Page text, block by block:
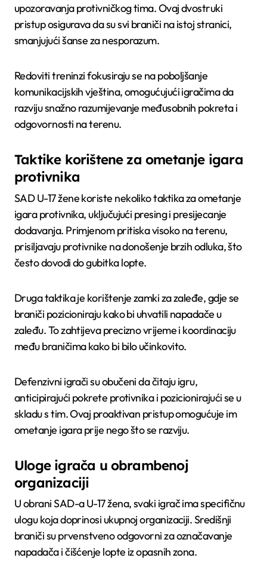
upozoravanja protivničkog tima. Ovaj dvostruki
pristup osigurava da su svi braniči na istoj stranici,
smanjujući šanse za nesporazum.
Redoviti treninzi fokusiraju se na poboljšanje
komunikacijskih vještina, omogućujući igračima da
razviju snažno razumijevanje međusobnih pokreta i
odgovornosti na terenu.
Taktike korištene za ometanje igara
protivnika
SAD U-17 žene koriste nekoliko taktika za ometanje
igara protivnika, uključujući presing i presijecanje
dodavanja. Primjenom pritiska visoko na terenu,
prisiljavaju protivnike na donošenje brzih odluka, što
često dovodi do gubitka lopte.
Druga taktika je korištenje zamki za zaleđe, gdje se
braniči pozicioniraju kako bi uhvatili napadače u
zaleđu. To zahtijeva precizno vrijeme i koordinaciju
među braničima kako bi bilo učinkovito.
Defenzivni igrači su obučeni da čitaju igru,
anticipirajući pokrete protivnika i pozicionirajući se u
skladu s tim. Ovaj proaktivan pristup omogućuje im
ometanje igara prije nego što se razviju.
Uloge igrača u obrambenoj
organizaciji
U obrani SAD-a U-17 žena, svaki igrač ima specifičnu
ulogu koja doprinosi ukupnoj organizaciji. Središnji
braniči su prvenstveno odgovorni za označavanje
napadača i čišćenje lopte iz opasnih zona.